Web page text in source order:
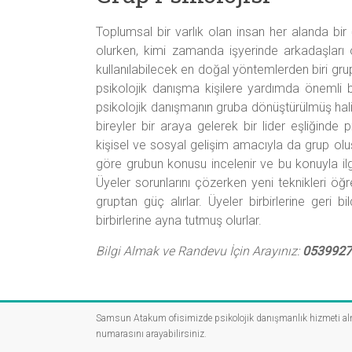
Psikolog
Toplumsal bir varlık olan insan her alanda
olurken, kimi zamanda işyerinde
kullanılabilecek en doğal yöntemlerden biri
psikolojik danışma kişilere yardımda
psikolojik danışmanın gruba dönüştürülmüş
bireyler bir araya gelerek bir lider eşliğinde
kişisel ve sosyal gelişim amacıyla da grup
göre grubun konusu incelenir ve bu konuyla
Üyeler sorunlarını çözerken yeni teknikleri
gruptan güç alırlar. Üyeler birbirlerine geri
birbirlerine ayna tutmuş olurlar.
Bilgi Almak ve Randevu İçin Arayınız:
Samsun Atakum ofisimizde psikolojik danışmanlık hizmeti
numarasını arayabilirsiniz.